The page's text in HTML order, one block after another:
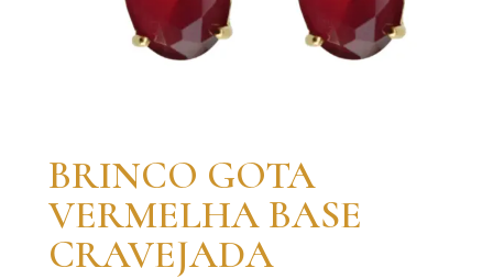
BRINCO GOTA
VERMELHA BASE
CRAVEJADA